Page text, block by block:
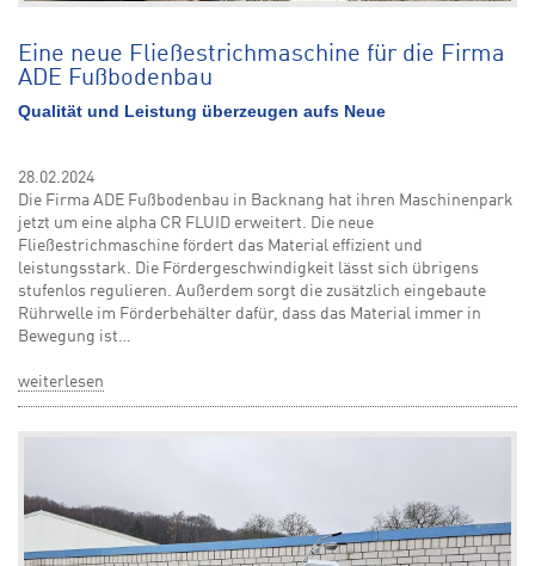
Eine neue Fließestrichmaschine für die Firma
ADE Fußbodenbau
Qualität und Leistung überzeugen aufs Neue
28.02.2024
Die Firma ADE Fußbodenbau in Backnang hat ihren Maschinenpark
jetzt um eine alpha CR FLUID erweitert. Die neue
Fließestrichmaschine fördert das Material effizient und
leistungsstark. Die Fördergeschwindigkeit lässt sich übrigens
stufenlos regulieren. Außerdem sorgt die zusätzlich eingebaute
Rührwelle im Förderbehälter dafür, dass das Material immer in
Bewegung ist…
weiterlesen